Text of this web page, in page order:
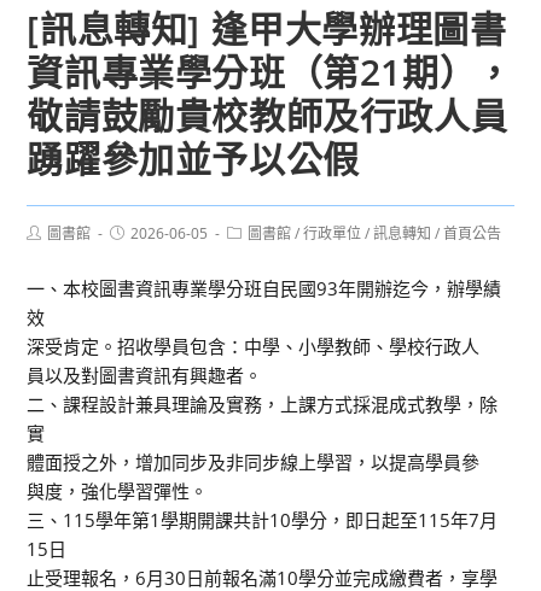
[訊息轉知] 逢甲大學辦理圖書
資訊專業學分班（第21期），
敬請鼓勵貴校教師及行政人員
踴躍參加並予以公假
Post圖書館
Post2026-06-05
Post圖書館 / 行政單位 / 訊息轉知 / 首頁公告
一、本校圖書資訊專業學分班自民國93年開辦迄今，辦學績
效
深受肯定。招收學員包含：中學、小學教師、學校行政人
員以及對圖書資訊有興趣者。
二、課程設計兼具理論及實務，上課方式採混成式教學，除
實
體面授之外，增加同步及非同步線上學習，以提高學員參
與度，強化學習彈性。
三、115學年第1學期開課共計10學分，即日起至115年7月
15日
止受理報名，6月30日前報名滿10學分並完成繳費者，享學